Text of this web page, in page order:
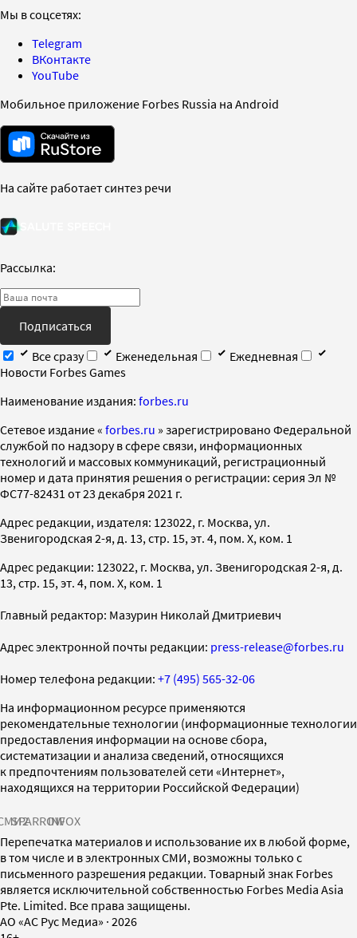
Мы в соцсетях:
Telegram
ВКонтакте
YouTube
Мобильное приложение Forbes Russia на Android
На сайте работает синтез речи
Рассылка:
Подписаться
Все сразу
Еженедельная
Ежедневная
Новости Forbes Games
Наименование издания: forbes.ru
Cетевое издание « forbes.ru » зарегистрировано Федеральной
службой по надзору в сфере связи, информационных
технологий и массовых коммуникаций, регистрационный
номер и дата принятия решения о регистрации: серия Эл №
ФС77-82431 от 23 декабря 2021 г.
Адрес редакции, издателя: 123022, г. Москва, ул.
Звенигородская 2-я, д. 13, стр. 15, эт. 4, пом. X, ком. 1
Адрес редакции: 123022, г. Москва, ул. Звенигородская 2-я, д.
13, стр. 15, эт. 4, пом. X, ком. 1
Главный редактор: Мазурин Николай Дмитриевич
Адрес электронной почты редакции: press-release@forbes.ru
Номер телефона редакции: +7 (495) 565-32-06
На информационном ресурсе применяются
рекомендательные технологии (информационные технологии
предоставления информации на основе сбора,
систематизации и анализа сведений, относящихся
к предпочтениям пользователей сети «Интернет»,
находящихся на территории Российской Федерации)
SPARROWINFOX
Перепечатка материалов и использование их в любой форме,
в том числе и в электронных СМИ, возможны только с
письменного разрешения редакции. Товарный знак Forbes
является исключительной собственностью Forbes Media Asia
Pte. Limited. Все права защищены.
AO «АС Рус Медиа» · 2026